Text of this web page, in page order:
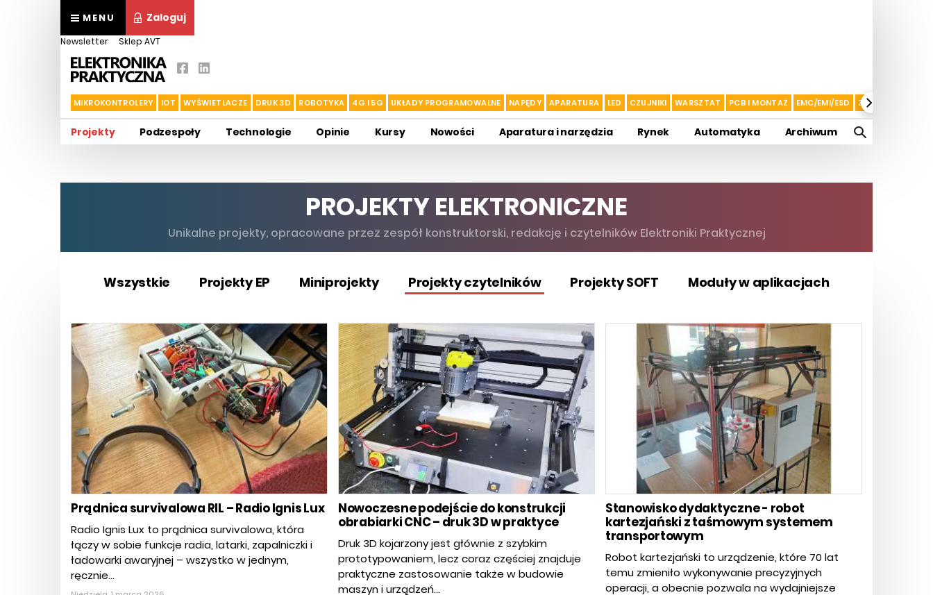
MENU Zaloguj
Newsletter Sklep AVT
MIKROKONTROLERY IOT WYŚWIETLACZE DRUK 3D ROBOTYKA 4G I 5G UKŁADY PROGRAMOWALNE NAPĘDY APARATURA LED CZUJNIKI WARSZTAT PCB I MONTAŻ EMC/EMI/ESD ZASILANIE I
Projekty Podzespoły Technologie Opinie Kursy Nowości Aparatura i narzędzia Rynek Automatyka Archiwum
PROJEKTY ELEKTRONICZNE
Unikalne projekty, opracowane przez zespół konstruktorski, redakcję i czytelników Elektroniki Praktycznej
Wszystkie Projekty EP Miniprojekty Projekty czytelników Projekty SOFT Moduły w aplikacjach
Prądnica survivalowa RIL – Radio Ignis Lux
Radio Ignis Lux to prądnica survivalowa, która
łączy w sobie funkcje radia, latarki, zapalniczki i
ładowarki awaryjnej – wszystko w jednym,
ręcznie...
Nowoczesne podejście do konstrukcji
obrabiarki CNC – druk 3D w praktyce
Druk 3D kojarzony jest głównie z szybkim
prototypowaniem, lecz coraz częściej znajduje
praktyczne zastosowanie także w budowie
maszyn i urządzeń...
Stanowisko dydaktyczne - robot
kartezjański z taśmowym systemem
transportowym
Robot kartezjański to urządzenie, które 70 lat
temu zmieniło wykonywanie precyzyjnych
operacji, a obecnie pozwala na wydajniejsze